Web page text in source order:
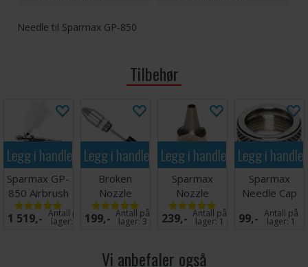
Needle til Sparmax GP-850
Tilbehør
Legg i handlekurven
Sparmax GP-
850 Airbrush
0,50mm
1 519,- Antall på
lager:
Legg i handlekurven
Broken
Nozzle
Removal Tool
Verktøy
199,- Antall på
lager:3
Legg i handlekurven
Sparmax
Nozzle
0,5mm GP-
850
239,- Antall på
lager:1
Legg i
Sparmax
Needle Cap
GP-850
99,- Antall på
lager:1
Vi anbefaler også